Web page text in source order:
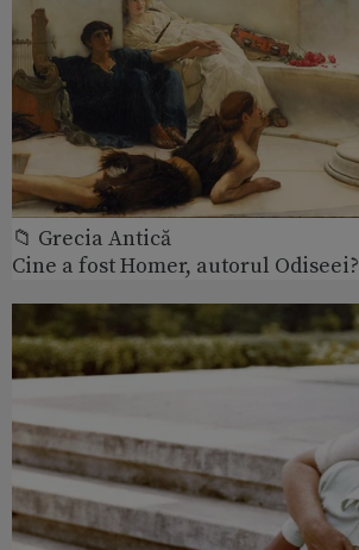
📁 Grecia Antică
Cine a fost Homer, autorul Odiseei?